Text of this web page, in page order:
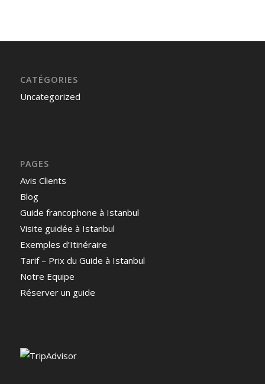
CATÉGORIES
Uncategorized
PAGES
Avis Clients
Blog
Guide francophone à Istanbul
Visite guidée à Istanbul
Exemples d’Itinéraire
Tarif – Prix du Guide à Istanbul
Notre Equipe
Réserver un guide